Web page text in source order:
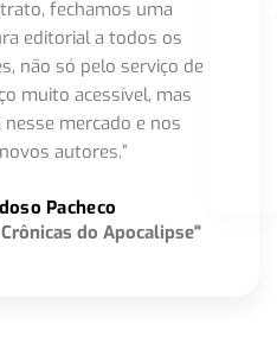
fechamos uma
editorial a todos os
não só pelo serviço de
muito acessível, mas
mercado e nos
autores.”
Pacheco
do Apocalipse"